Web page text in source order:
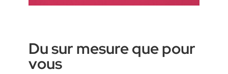
Du sur mesure que pour
vous